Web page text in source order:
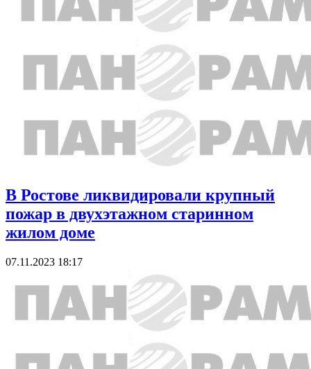
В Ростове ликвидировали крупный
пожар в двухэтажном старинном
жилом доме
07.11.2023 18:17